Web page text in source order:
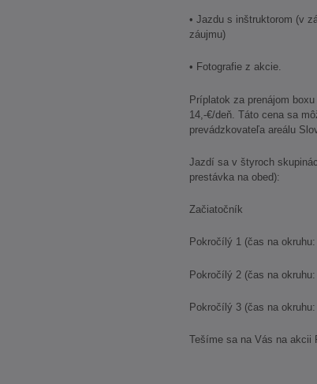
• Jazdu s inštruktorom (v
záujmu)
• Fotografie z akcie.
Príplatok za prenájom
14,-€/deň. Táto cena sa
prevádzkovateľa areálu
Jazdí sa v štyroch
prestávka na obed):
Začiatočník
Pokročílý 1 (čas na
Pokročílý 2 (čas na
Pokročílý 3 (čas na
Tešíme sa na Vás na